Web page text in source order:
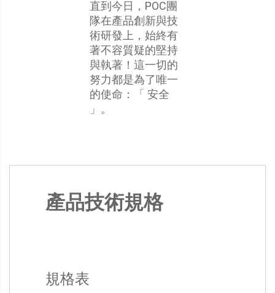
直到今日，POC團
隊在產品創新與技
術研發上，始終有
著不容質疑的堅持
與執著！這一切的
努力都是為了唯一
的使命：「 安全
」。
產品技術規格
規格表